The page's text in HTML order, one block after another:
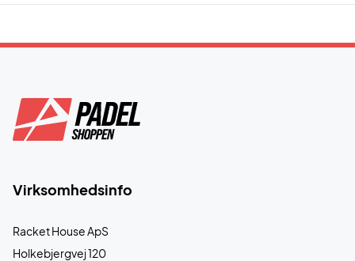
Virksomhedsinfo
Racket House ApS
Holkebjergvej 120